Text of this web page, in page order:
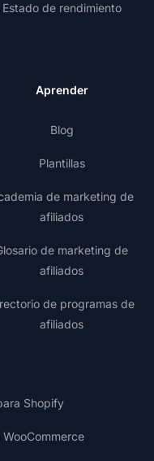
Estado de rendimiento
Aprender
Blog
Plantillas
de marketing de
afiliados
de marketing de
afiliados
de programas de
afiliados
Shopify